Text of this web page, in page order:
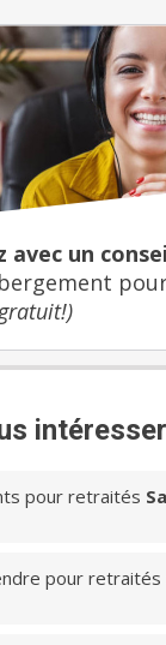
avec un
intéresser
pour retraités
pour retraités